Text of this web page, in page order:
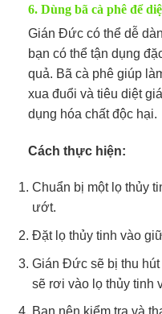
6. Dùng bã cà phê để
Gián Đức có thể dễ
bạn có thể tận dụng
quả. Bã cà phê giúp
xua đuổi và tiêu diệt
dụng hóa chất độc hại.
Cách thực hiện:
Chuẩn bị một lọ thủy
ướt.
Đặt lọ thủy tinh vào
Gián Đức sẽ bị thu
sẽ rơi vào lọ thủy tinh